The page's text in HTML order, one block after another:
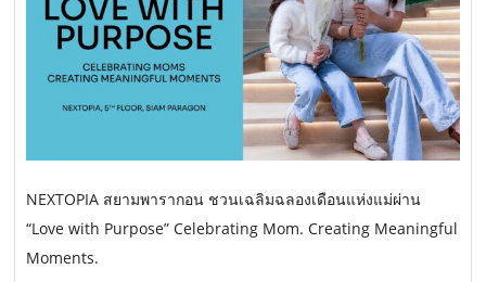
NEXTOPIA สยามพารากอน ชวนเฉลิมฉลองเดือนแห่งแม่ผ่าน
“Love with Purpose” Celebrating Mom. Creating Meaningful
Moments.